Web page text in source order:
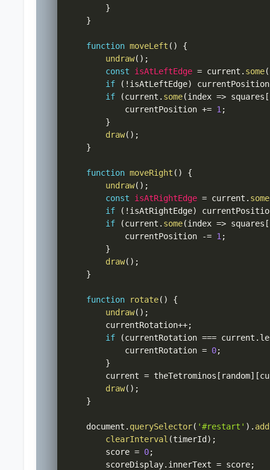
}
}
function moveLeft ( )
{
undraw( ) ;
const
isAtLeftEdge = current . some(
if
( ! isAtLeftEdge)
if
(current . some(index => squares [
            currentPosition
+= 1 ;
}
draw( ) ;
}
function moveRight ( )
{
undraw( ) ;
const
isAtRightEdge = current . some
if
( ! isAtRightEdge)
if
(current . some(index => squares [
            currentPosition
-= 1 ;
}
draw( ) ;
}
function rotate( )
{
undraw( ) ;
        currentRotation
++;
if
(currentRotation === current .
            currentRotation
= 0;
}
        current
= theTetrominos [ random] [
draw( ) ;
}
    document
. querySelector( '#restart' ) .
clearInterval (timerId ) ;
        score
= 0;
        scoreDisplay
. innerText = score;